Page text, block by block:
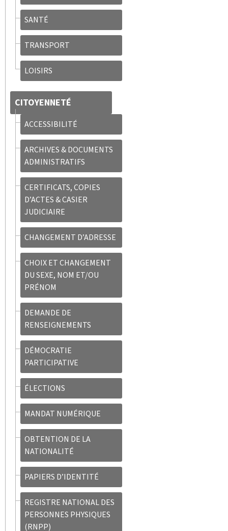
SANTÉ
TRANSPORT
LOISIRS
CITOYENNETÉ
ACCESSIBILITÉ
ARCHIVES & DOCUMENTS
ADMINISTRATIFS
CERTIFICATS, COPIES
D’ACTES & CASIER
JUDICIAIRE
CHANGEMENT D’ADRESSE
CHOIX ET CHANGEMENT
DU SEXE, NOM ET/OU
PRÉNOM
DEMANDE DE
RENSEIGNEMENTS
DÉMOCRATIE
PARTICIPATIVE
ÉLECTIONS
MANDAT NUMÉRIQUE
OBTENTION DE LA
NATIONALITÉ
PAPIERS D’IDENTITÉ
REGISTRE NATIONAL DES
PERSONNES PHYSIQUES
(RNPP)